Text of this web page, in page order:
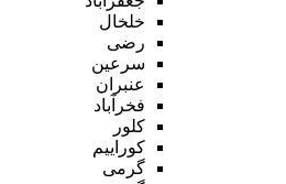
خلخال
رضی
سرعین
عنبران
فخرآباد
کلور
کوراییم
گرمی